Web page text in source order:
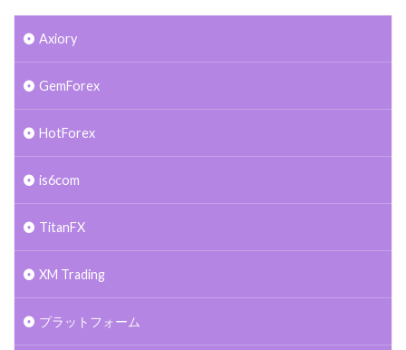
Axiory
GemForex
HotForex
is6com
TitanFX
XM Trading
プラットフォーム